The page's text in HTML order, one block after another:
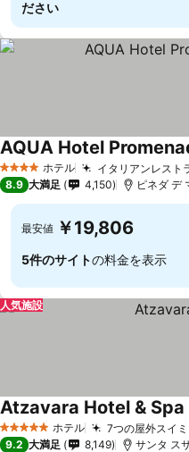
ださい
4 ホテルのランク
ホテル イタリアンレスト
AQUA Hotel
8.9 大満足 4,150 ピネダ デ
最安値 ￥19,806
5件のサイトの料金を表示
人気施設
5 ホテルのランク
ホテル 7つの屋外スイ
Atzavara Hotel & Spa
9.2 大満足 8,149 サンタ ス